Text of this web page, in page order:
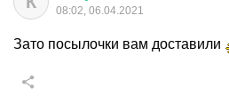
08:02, 06.04.2021
Зато посылочки вам доставили